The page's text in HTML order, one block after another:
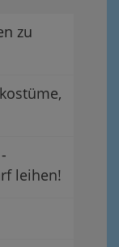
zu
leihen!